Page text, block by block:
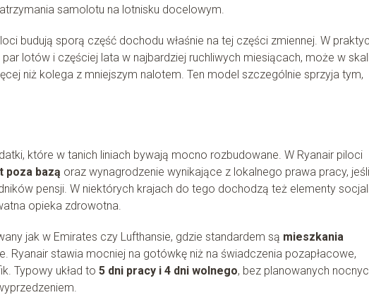
samolotu na lotnisku docelowym.
budują sporą część dochodu właśnie na tej części zmiennej. W
lotów i częściej lata w najbardziej ruchliwych miesiącach, może w
niż kolega z mniejszym nalotem. Ten model szczególnie sprzyja tym,
które w tanich liniach bywają mocno rozbudowane. W Ryanair piloci
poza bazą oraz wynagrodzenie wynikające z lokalnego prawa pracy, jeśli
pensji. W niektórych krajach do tego dochodzą też elementy
opieka zdrowotna.
jak w Emirates czy Lufthansie, gdzie standardem są mieszkania
Ryanair stawia mocniej na gotówkę niż na świadczenia pozapłacowe,
Typowy układ to 5 dni pracy i 4 dni wolnego, bez planowanych